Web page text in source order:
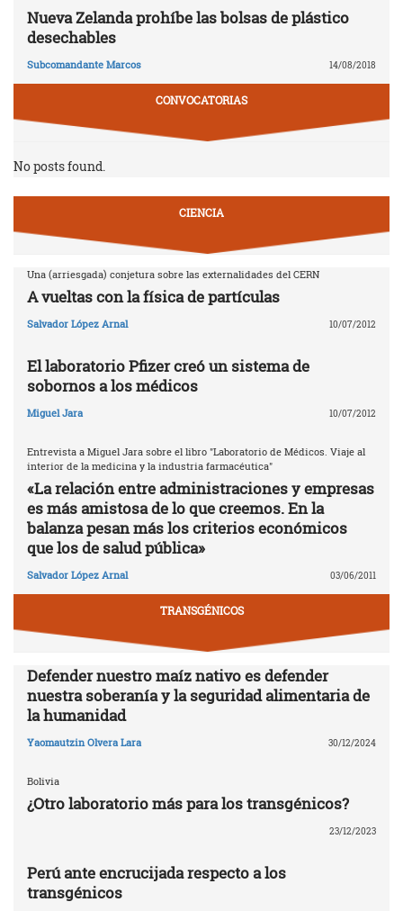
Nueva Zelanda prohíbe las bolsas de plástico
desechables
Subcomandante Marcos 14/08/2018
CONVOCATORIAS
No posts found.
CIENCIA
Una (arriesgada) conjetura sobre las externalidades del CERN
A vueltas con la física de partículas
Salvador López Arnal 10/07/2012
El laboratorio Pfizer creó un sistema de
sobornos a los médicos
Miguel Jara 10/07/2012
Entrevista a Miguel Jara sobre el libro "Laboratorio de Médicos. Viaje al
interior de la medicina y la industria farmacéutica"
«La relación entre administraciones y empresas
es más amistosa de lo que creemos. En la
balanza pesan más los criterios económicos
que los de salud pública»
Salvador López Arnal 03/06/2011
TRANSGÉNICOS
Defender nuestro maíz nativo es defender
nuestra soberanía y la seguridad alimentaria de
la humanidad
Yaomautzin Olvera Lara 30/12/2024
Bolivia
¿Otro laboratorio más para los transgénicos?
23/12/2023
Perú ante encrucijada respecto a los
transgénicos